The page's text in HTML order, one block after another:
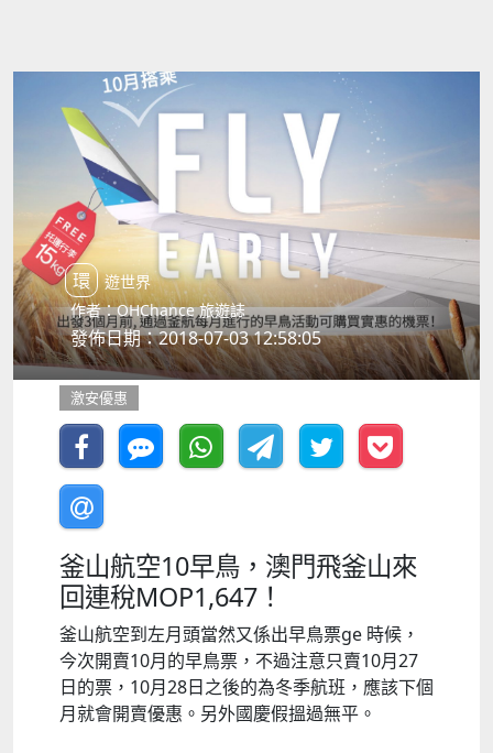
環遊世界
作者：OHChance 旅遊誌
發佈日期：2018-07-03 12:58:05
激安優惠
釜山航空10早鳥，澳門飛釜山來
回連稅MOP1,647！
釜山航空到左月頭當然又係出早鳥票ge 時候，
今次開賣10月的早鳥票，不過注意只賣10月27
日的票，10月28日之後的為冬季航班，應該下個
月就會開賣優惠。另外國慶假搵過無平。